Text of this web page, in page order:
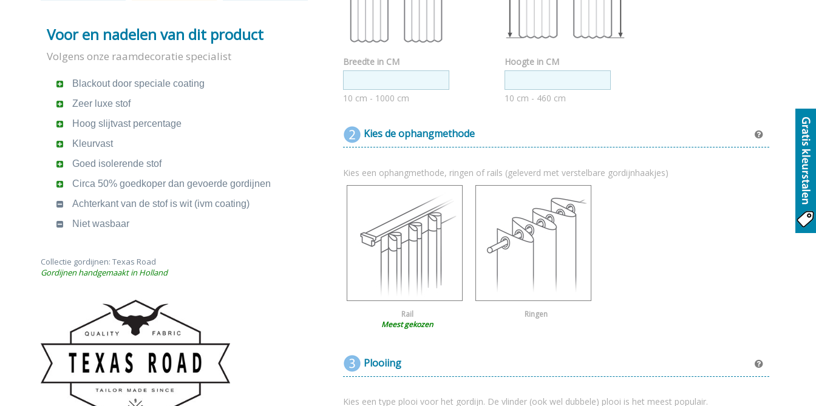
Voor en nadelen van dit product
Volgens onze raamdecoratie specialist
Blackout door speciale coating
Zeer luxe stof
Hoog slijtvast percentage
Kleurvast
Goed isolerende stof
Circa 50% goedkoper dan gevoerde gordijnen
Achterkant van de stof is wit (ivm coating)
Niet wasbaar
Collectie gordijnen: Texas Road
Gordijnen handgemaakt in Holland
Breedte in CM
10 cm - 1000 cm
Hoogte in CM
10 cm - 460 cm
Kies de ophangmethode
Kies een ophangmethode, ringen of rails (geleverd met verstelbare gordijnhaakjes)
Rail
Meest gekozen
Ringen
Plooiing
Kies een type plooi voor het gordijn. De vlinder (ook wel dubbele) plooi is het meest populair.